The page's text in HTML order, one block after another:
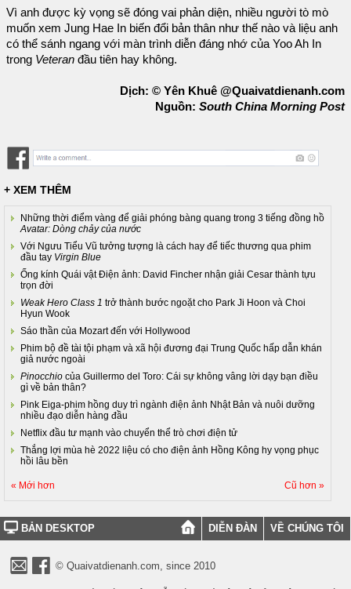
Vì anh được kỳ vọng sẽ đóng vai phản diện, nhiều người tò mò
muốn xem Jung Hae In biến đổi bản thân như thế nào và liệu anh
có thể sánh ngang với màn trình diễn đáng nhớ của Yoo Ah In
trong Veteran đầu tiên hay không.
Dịch: © Yên Khuê @Quaivatdienanh.com
Nguồn: South China Morning Post
+ XEM THÊM
Những thời điểm vàng để giải phóng bàng quang trong 3 tiếng đồng hồ
Avatar: Dòng chảy của nước
Với Ngưu Tiểu Vũ tưởng tượng là cách hay để tiếc thương qua phim
đầu tay Virgin Blue
Ống kính Quái vật Điện ảnh: David Fincher nhận giải Cesar thành tựu
trọn đời
Weak Hero Class 1 trở thành bước ngoặt cho Park Ji Hoon và Choi
Hyun Wook
Sáo thần của Mozart đến với Hollywood
Phim bộ đề tài tội phạm và xã hội đương đại Trung Quốc hấp dẫn khán
giả nước ngoài
Pinocchio của Guillermo del Toro: Cái sự không vâng lời dạy bạn điều
gì về bản thân?
Pink Eiga-phim hồng duy trì ngành điện ảnh Nhật Bản và nuôi dưỡng
nhiều đạo diễn hàng đầu
Netflix đầu tư mạnh vào chuyển thể trò chơi điện tử
Thắng lợi mùa hè 2022 liệu có cho điện ảnh Hồng Kông hy vọng phục
hồi lâu bền
« Mới hơn Cũ hơn »
BẢN DESKTOP DIỄN ĐÀN VỀ CHÚNG TÔI
© Quaivatdienanh.com, since 2010